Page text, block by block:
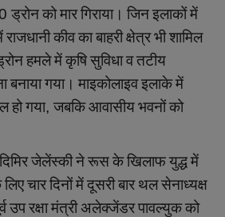
ड्रोनकोमारगिराया। जिनइलाकोंमें
राजधानीकीवकाबाहरीक्षेत्रभीशामिल
हमलेमेंकृषिसुविधावतटीय
बनायागया। माइकोलाइवइलाकेमें
होगया, जबकिआवासीयभवनोंको
जेलेंस्कीनेरूसकेखिलाफयुद्धमें
लिएचारदिनोंमेंदूसरीबार थलसेनाध्यक्ष
उपरक्षामंत्रीअलेक्जेंडरपावल्युकको